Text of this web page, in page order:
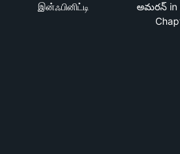
இன்ஃபினிட்டி
అమరన్‌ in